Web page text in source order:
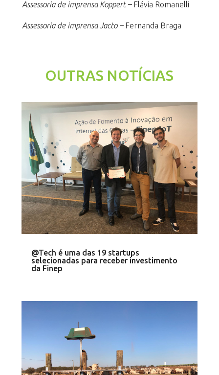
Assessoria de imprensa Koppert – Flávia Romanelli
Assessoria de imprensa Jacto – Fernanda Braga
OUTRAS NOTÍCIAS
@Tech é uma das 19 startups
selecionadas para receber investimento
da Finep